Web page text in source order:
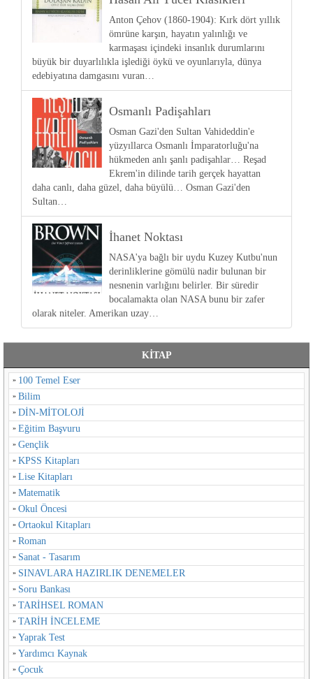
Anton Çehov (1860-1904): Kırk dört yıllık
ömrüne karşın, hayatın yalınlığı ve
karmaşası içindeki insanlık durumlarını
büyük bir duyarlılıkla işlediği öykü ve oyunlarıyla, dünya
edebiyatına damgasını vuran…
Osmanlı Padişahları
Osman Gazi'den Sultan Vahideddin'e
yüzyıllarca Osmanlı İmparatorluğu'na
hükmeden anlı şanlı padişahlar… Reşad
Ekrem'in dilinde tarih gerçek hayattan
daha canlı, daha güzel, daha büyülü… Osman Gazi'den
Sultan…
İhanet Noktası
NASA'ya bağlı bir uydu Kuzey Kutbu'nun
derinliklerine gömülü nadir bulunan bir
nesnenin varlığını belirler. Bir süredir
bocalamakta olan NASA bunu bir zafer
olarak niteler. Amerikan uzay…
KİTAP
100 Temel Eser
Bilim
DİN-MİTOLOJİ
Eğitim Başvuru
Gençlik
KPSS Kitapları
Lise Kitapları
Matematik
Okul Öncesi
Ortaokul Kitapları
Roman
Sanat - Tasarım
SINAVLARA HAZIRLIK DENEMELER
Soru Bankası
TARİHSEL ROMAN
TARİH İNCELEME
Yaprak Test
Yardımcı Kaynak
Çocuk